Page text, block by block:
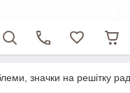
значки на решітку